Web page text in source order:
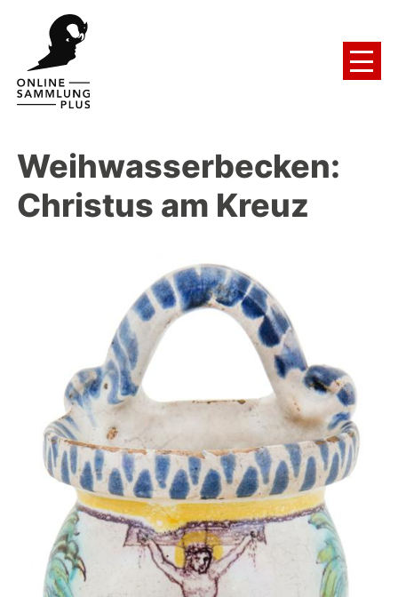
Weihwasserbecken:
Christus am Kreuz